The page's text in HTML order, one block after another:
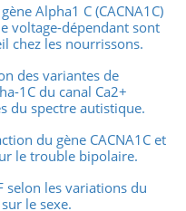
Alpha1 C (CACNA1C)
voltage-dépendant sont
chez les nourrissons.
des variantes de
1C du canal Ca2+
du spectre autistique.
du gène CACNA1C et
le trouble bipolaire.
selon les variations du
le sexe.